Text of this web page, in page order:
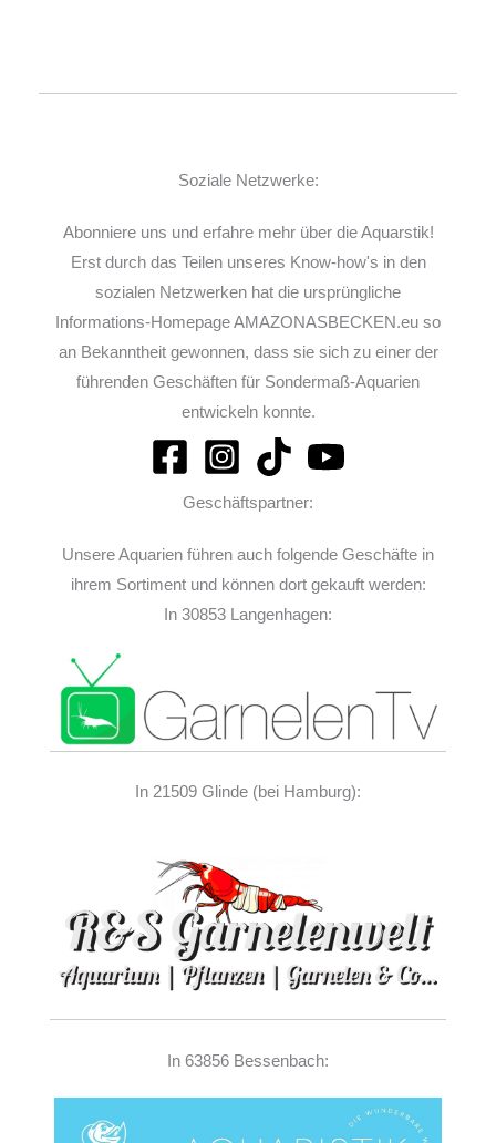
Soziale Netzwerke:
Abonniere uns und erfahre mehr über die Aquarstik!
Erst durch das Teilen unseres Know-how's in den
sozialen Netzwerken hat die ursprüngliche
Informations-Homepage AMAZONASBECKEN.eu so
an Bekanntheit gewonnen, dass sie sich zu einer der
führenden Geschäften für Sondermaß-Aquarien
entwickeln konnte.
Geschäftspartner:
Unsere Aquarien führen auch folgende Geschäfte in
ihrem Sortiment und können dort gekauft werden:
In 30853 Langenhagen:
In 21509 Glinde (bei Hamburg):
In 63856 Bessenbach: